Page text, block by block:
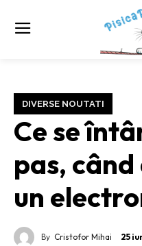
DIVERSE NOUTATI
Ce se
pas,
un
By Cristofor Mihai 25